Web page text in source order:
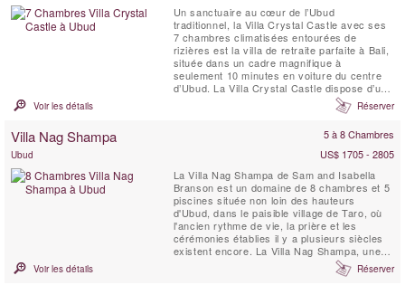
Un sanctuaire au cœur de l’Ubud
traditionnel, la Villa Crystal Castle avec ses
7 chambres climatisées entourées de
rizières est la villa de retraite parfaite à Bali,
située dans un cadre magnifique à
seulement 10 minutes en voiture du centre
d’Ubud. La Villa Crystal Castle dispose d’une
grande piscine de 18 x 5 mètres de taille
comparable à celle d’un complexe hôtelier,
Soins Spa, le tout niché dans un vaste jardin
Voir les détails Réserver
Villa Nag Shampa 5 à 8 Chambres
Ubud
US$ 1705 - 2805
La Villa Nag Shampa de Sam and Isabella
Branson est un domaine de 8 chambres et 5
piscines située non loin des hauteurs
d'Ubud, dans le paisible village de Taro, où
l'ancien rythme de vie, la prière et les
cérémonies établies il y a plusieurs siècles
existent encore. La Villa Nag Shampa, une
villa de retraite privée, offre une architecture
javanaise traditionnelle de style Joglo,
Voir les détails Réserver